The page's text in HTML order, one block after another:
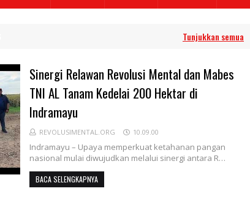
Tunjukkan semua
Sinergi Relawan Revolusi Mental dan Mabes
TNI AL Tanam Kedelai 200 Hektar di
Indramayu
REVOLUSIMENTAL.ORG 10.09.00
Indramayu – Upaya memperkuat ketahanan pangan
nasional mulai diwujudkan melalui sinergi antara R…
BACA SELENGKAPNYA